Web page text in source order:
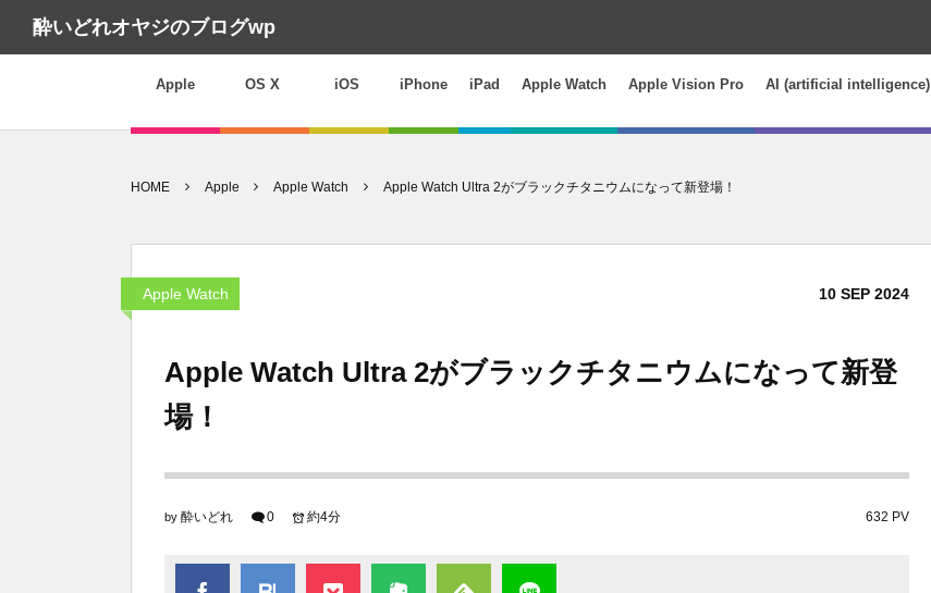
酔いどれオヤジのブログwp
Apple OS X iOS iPhone iPad Apple Watch Apple Vision Pro AI (artificial intelligence)
HOME Apple Apple Watch Apple Watch Ultra 2がブラックチタニウムになって新登場！
Apple Watch 10 SEP 2024
Apple Watch Ultra 2がブラックチタニウムになって新登
場！
by 酔いどれ 0 632 PV
約4分